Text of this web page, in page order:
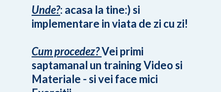
Unde?: acasa la tine:) si
implementare in viata de zi cu zi!
Cum procedez?Vei primi
saptamanal un training Video si
Materiale - si vei face mici